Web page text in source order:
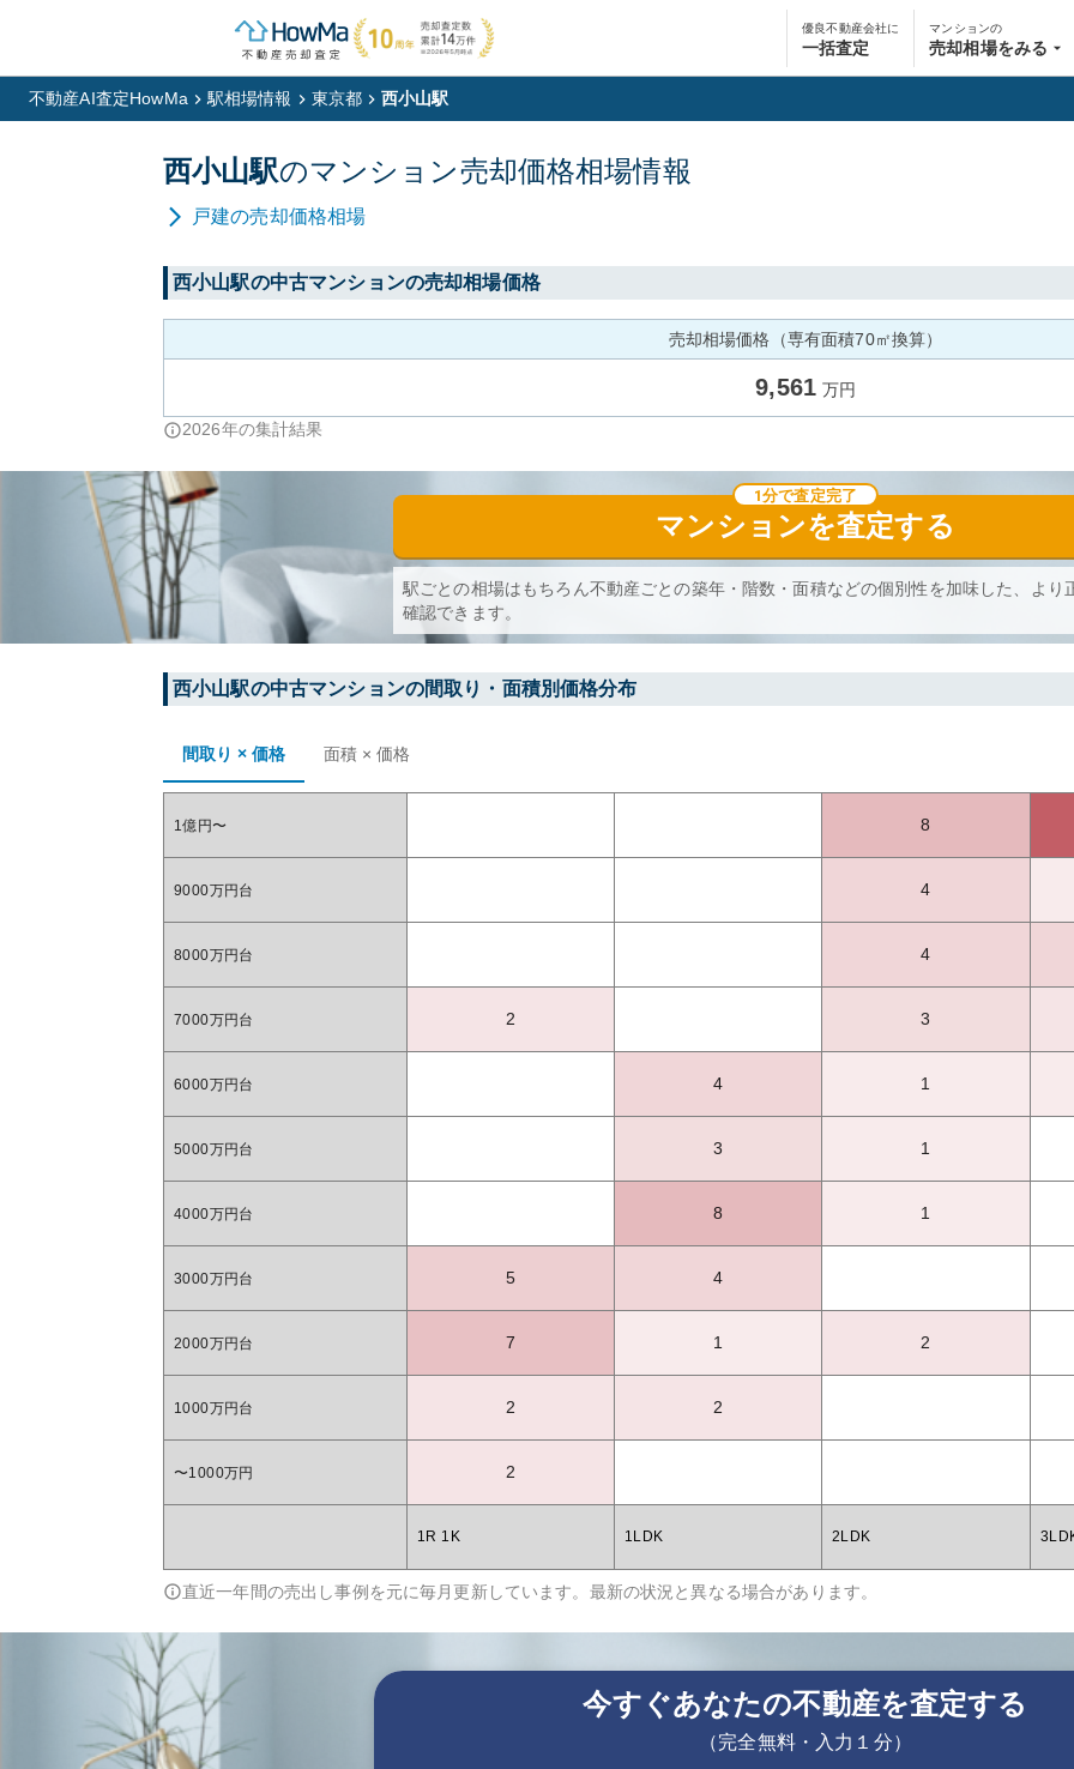
優良不動産会社に
一括査定
マンションの
売却相場をみる
不動産AI査定HowMa 駅相場情報 東京都 西小山駅
西小山駅のマンション売却価格相場情報
戸建の売却価格相場
西小山駅の中古マンションの売却相場価格
売却相場価格（専有面積70㎡換算）
9,561 万円
2026年の集計結果
マンションを査定する
1分で査定完了
駅ごとの相場はもちろん不動産ごとの築年・階数・面積などの個別性を加味した、より
確認できます。
西小山駅の中古マンションの間取り・面積別価格分布
間取り × 価格 面積 × 価格
1億円〜 8
9000万円台 4
8000万円台 4
7000万円台 2 3
6000万円台 4 1
5000万円台 3 1
4000万円台 8 1
3000万円台 5 4
2000万円台 7 1 2
1000万円台 2 2
〜1000万円 2
1R 1K 1LDK 2LDK
直近一年間の売出し事例を元に毎月更新しています。最新の状況と異なる場合があります。
今すぐあなたの不動産を査定する
（完全無料・入力１分）